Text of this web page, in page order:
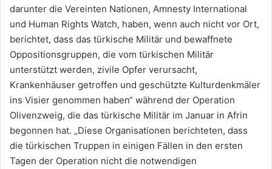
darunter die Vereinten Nationen, Amnesty International
und Human Rights Watch, haben, wenn auch nicht vor Ort,
berichtet, dass das türkische Militär und bewaffnete
Oppositionsgruppen, die vom türkischen Militär
unterstützt werden, zivile Opfer verursacht,
Krankenhäuser getroffen und geschützte Kulturdenkmäler
ins Visier genommen haben“ während der Operation
Olivenzweig, die das türkische Militär im Januar in Afrin
begonnen hat. „Diese Organisationen berichteten, dass
die türkischen Truppen in einigen Fällen in den ersten
Tagen der Operation nicht die notwendigen